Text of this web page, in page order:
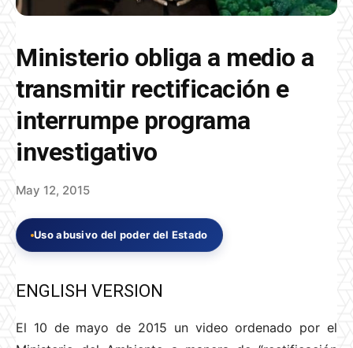
Ministerio obliga a medio a
transmitir rectificación e
interrumpe programa
investigativo
May 12, 2015
Uso abusivo del poder del Estado
ENGLISH VERSION
El 10 de mayo de 2015 un video ordenado por el